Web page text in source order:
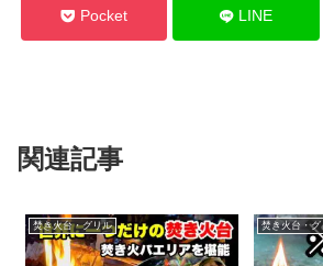
Pocket LINE
関連記事
焚き火台・グリル 焚き火台・グ